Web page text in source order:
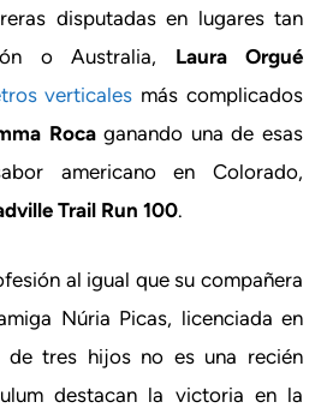
disputadas en lugares tan
o Australia, Laura Orgué
verticales más complicados
Rocaganando una de esas
americano en Colorado,
Trail Run 100.
al igual que su compañera
Núria Picas, licenciada en
de tres hijos no es una recién
destacan la victoria en la